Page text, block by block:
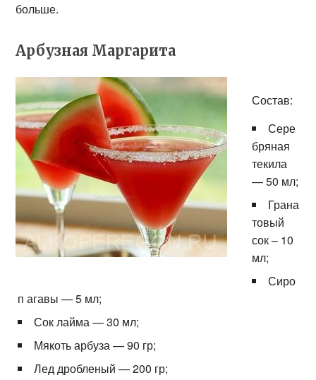
больше.
Арбузная Маргарита
Состав:
Сере
бряная
текила
— 50 мл;
Грана
товый
сок – 10
мл;
Сиро
п агавы — 5 мл;
Сок лайма — 30 мл;
Мякоть арбуза — 90 гр;
Лед дробленый — 200 гр;